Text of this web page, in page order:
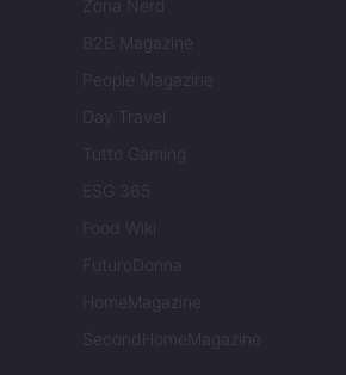
Zona Nerd
B2B Magazine
People Magazine
Day Travel
Tutto Gaming
ESG 365
Food Wiki
FuturoDonna
HomeMagazine
SecondHomeMagazine